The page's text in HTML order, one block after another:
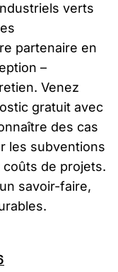
verts
partenaire en
–
Venez
gratuit avec
des cas
les subventions
coûts de projets.
savoir-faire,